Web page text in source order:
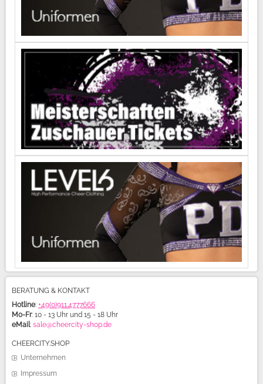
BERATUNG & KONTAKT
Hotline: +49(0)911.4777666
Mo-Fr: 10 - 13 Uhr und 15 - 18 Uhr
eMail: sale@cheercity-shop.de
CHEERCITY.SHOP
Unternehmen
Impressum